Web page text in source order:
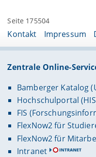
Seite 175504
Kontakt Impressum
Zentrale Online-
Bamberger Katalog
Hochschulportal
FIS
FlexNow2 für
FlexNow2 für
Intranet